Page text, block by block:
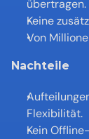
übertragen.
Keine
Von
Nachteile
Flexibilität.
Kein